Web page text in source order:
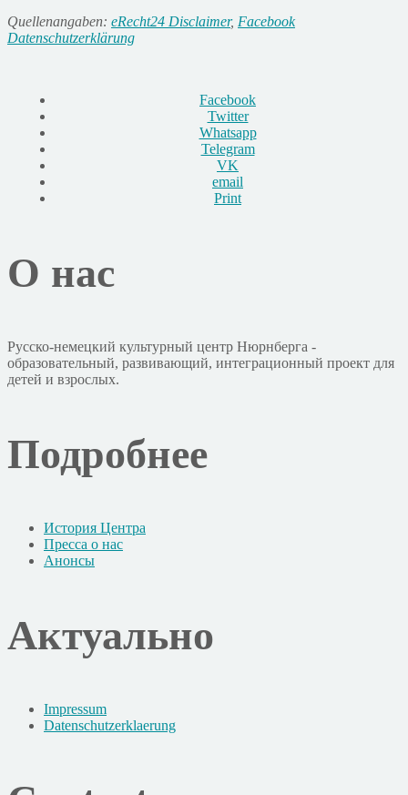
Quellenangaben: eRecht24 Disclaimer, Facebook
Datenschutzerklärung
Facebook
Twitter
Whatsapp
Telegram
VK
email
Print
О нас
Русско-немецкий культурный центр Нюрнберга -
образовательный, развивающий, интеграционный проект для
детей и взрослых.
Подробнее
История Центра
Пресса о нас
Анонсы
Актуально
Impressum
Datenschutzerklaerung